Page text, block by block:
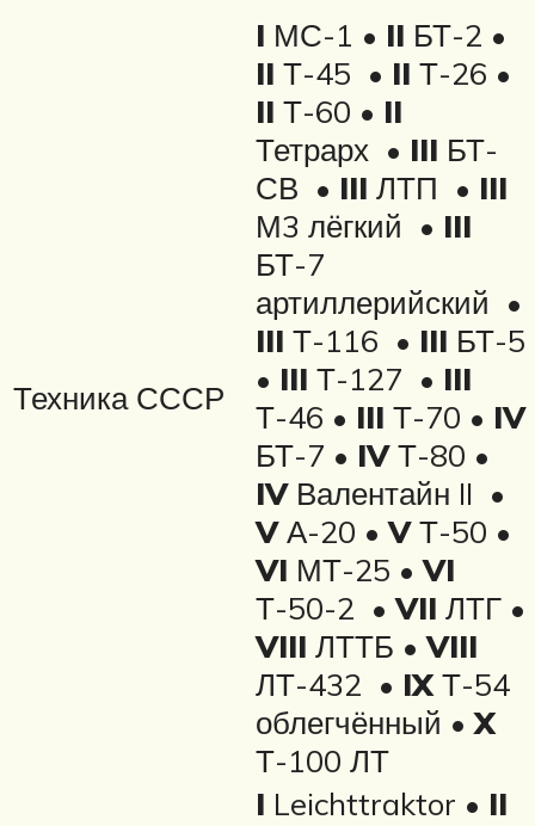
Техника СССР
I МС-1 • II БТ-2 •
II Т-45 • II Т-26 •
II Т-60 • II
Тетрарх • III БТ-
СВ • III ЛТП • III
М3 лёгкий • III
БТ-7
артиллерийский •
III Т-116 • III БТ-5
• III Т-127 • III
Т-46 • III Т-70 • IV
БТ-7 • IVТ-80 •
IVВалентайн II •
VА-20 •VТ-50 •
VI МТ-25 •VI
Т-50-2 •VII ЛТГ •
VIII ЛТТБ •VIII
ЛТ-432 • IXТ-54
облегчённый •X
Т-100 ЛТ
I Leichttraktor • II